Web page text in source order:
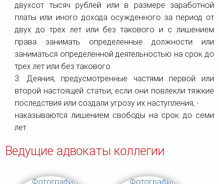
двухсот тысяч рублей или в размере заработной
платы или иного дохода осужденного за период от
двух до трех лет или без такового и с лишением
права занимать определенные должности или
заниматься определенной деятельностью на срок до
трех лет или без такового.
3. Деяния, предусмотренные частями первой или
второй настоящей статьи, если они повлекли тяжкие
последствия или создали угрозу их наступления, -
наказываются лишением свободы на срок до семи
лет.
Ведущие адвокаты коллегии